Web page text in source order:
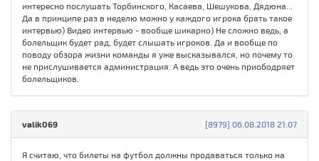
интересно послушать Торбинского, Касаева, Шешукова, Дядюна...
Да в принципе раз в неделю можно у каждого игрока брать такое
интервью) Видео интервью - вообще шикарно) Не сложно ведь, а
болельщик будет рад, будет слышать игроков. Да и вообще по
поводу обзора жизни команды я уже высказывался, но почему то
не прислушивается администрация. А ведь это очень приободряет
болельщиков.
[8979] 06.08.2018 21:07
valik069
Я считаю, что билеты на футбол должны продаваться только на